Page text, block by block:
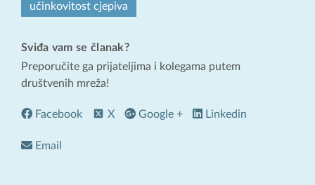
učinkovitost cjepiva
Sviđa vam se članak?
Preporučite ga prijateljima i kolegama putem
društvenih mreža!
Facebook X Google + Linkedin
Email